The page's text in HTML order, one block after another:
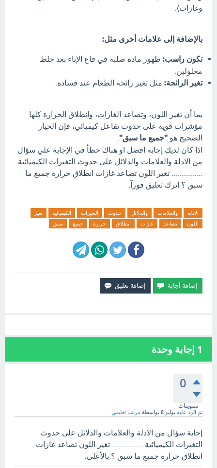
وغازات).
بالإضافة إلى علامات أخرى مثل:
تكون راسب: ظهور مادة صلبة في قاع الإناء بعد خلط
محلولين.
تغير الرائحة: مثل تغير رائحة الطعام عند فساده.
بما أن تغير اللون، وتصاعد الغازات، وانطلاق الحرارة كلها
مؤشرات قوية على حدوث تفاعل كيميائي، فإن الخيار
الصحيح هو "جميع ما سبق"
اذا كان لديك إجابة افضل او هناك خطأ في الإجابة علي سؤال
من الادلة والعلامات والدلائل على حدوث التغيرات الكيميائية
................ تغير اللون تصاعد غازات انطلاق حرارة جميع ما
سبق ؟ اترك تعليق فورآ.
الادلة والعلامات والدلائل حدوث التغيرات الكيميائية
تغير
اللون
تصاعد غازات انطلاق حرارة جميع سبق
1 إجابة وحدة
0
تصويتات
تم الرد عليه يوليو 8 بواسطة مرشد تعليمي
إجابة سؤال من الادلة والعلامات والدلائل على حدوث
التغيرات الكيميائية ................ تغير اللون تصاعد غازات
انطلاق حرارة جميع ما سبق ؟ بالأعلى.